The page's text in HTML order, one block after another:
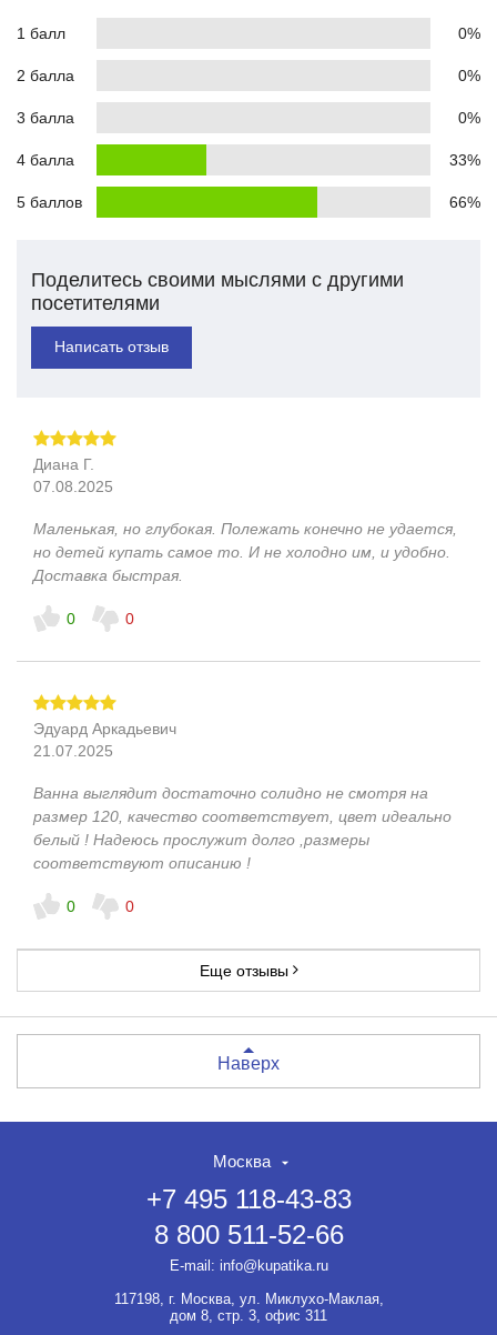
1 балл 0%
2 балла 0%
3 балла 0%
4 балла 33%
5 баллов 66%
Поделитесь своими мыслями с другими
посетителями
Написать отзыв
Диана Г.
07.08.2025
Маленькая, но глубокая. Полежать конечно не удается,
но детей купать самое то. И не холодно им, и удобно.
Доставка быстрая.
0 0
Эдуард Аркадьевич
21.07.2025
Ванна выглядит достаточно солидно не смотря на
размер 120, качество соответствует, цвет идеально
белый ! Надеюсь прослужит долго ,размеры
соответствуют описанию !
0 0
Еще отзывы
Наверх
Москва
+7 495 118-43-83
8 800 511-52-66
E-mail: info@kupatika.ru
117198, г. Москва, ул. Миклухо-Маклая,
дом 8, стр. 3, офис 311